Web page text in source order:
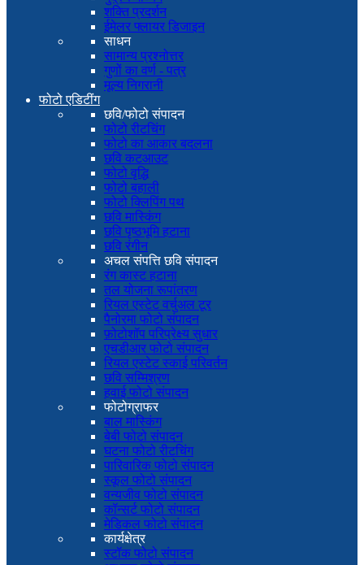
शक्ति प्रदर्शन
ईमेलर फ्लायर डिजाइन
साधन
सामान्य प्रश्नोत्तर
गुणों का वर्ण - पत्र
मूल्य निगरानी
फोटो एडिटींग
छवि/फोटो संपादन
फोटो रीटचिंग
फोटो का आकार बदलना
छवि कटआउट
फोटो वृद्धि
फोटो बहाली
फोटो क्लिपिंग पथ
छवि मास्किंग
छवि पृष्ठभूमि हटाना
छवि रंगीन
अचल संपत्ति छवि संपादन
रंग कास्ट हटाना
तल योजना रूपांतरण
रियल एस्टेट वर्चुअल टूर
पैनोरमा फोटो संपादन
फ़ोटोशॉप परिप्रेक्ष्य सुधार
एचडीआर फोटो संपादन
रियल एस्टेट स्काई परिवर्तन
छवि सम्मिश्रण
हवाई फोटो संपादन
फोटोग्राफर
बाल मास्किंग
बेबी फोटो संपादन
घटना फोटो रीटचिंग
पारिवारिक फोटो संपादन
स्कूल फोटो संपादन
वन्यजीव फोटो संपादन
कॉन्सर्ट फोटो संपादन
मेडिकल फोटो संपादन
कार्यक्षेत्र
स्टॉक फोटो संपादन